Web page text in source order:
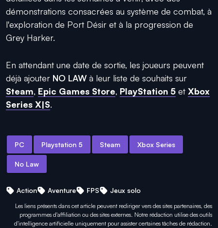
démonstrations consacrées au système de combat, à
l'exploration de Port Désir et à la progression de
Grey Harker.
En attendant une date de sortie, les joueurs peuvent
déjà ajouter NO LAW à leur liste de souhaits sur
Steam, Epic Games Store, PlayStation 5 et Xbox
Series X|S.
PC Playstation 5 Steam Xbox Series
No Law
Action Aventure FPS Jeux solo
Les liens présents dans cet article peuvent rediriger vers des sites partenaires, des
programmes d'affiliation ou des sites externes. Notre rédaction utilise des outils
d'intelligence artificielle uniquement pourassister certaines tâches de rédaction.